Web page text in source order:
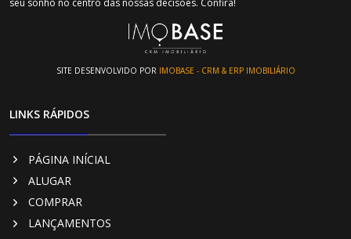
seu sonho no centro das nossas decisões. Confira!
SITE DESENVOLVIDO POR IMOBASE - CRM & ERP IMOBILIÁRIO
LINKS RÁPIDOS
PÁGINA INÍCIAL
ALUGAR
COMPRAR
LANÇAMENTOS